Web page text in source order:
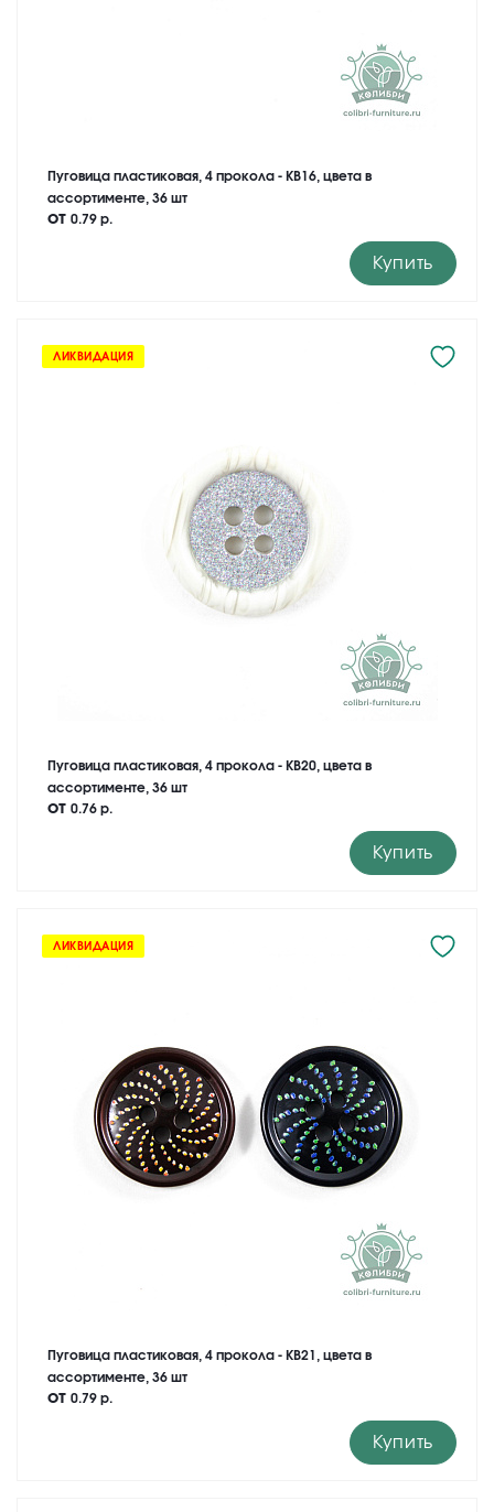
Пуговица пластиковая, 4 прокола - KB16, цвета в
ассортименте, 36 шт
от 0.79 р.
Купить
ЛИКВИДАЦИЯ
Пуговица пластиковая, 4 прокола - KB20, цвета в
ассортименте, 36 шт
от 0.76 р.
Купить
ЛИКВИДАЦИЯ
Пуговица пластиковая, 4 прокола - KB21, цвета в
ассортименте, 36 шт
от 0.79 р.
Купить